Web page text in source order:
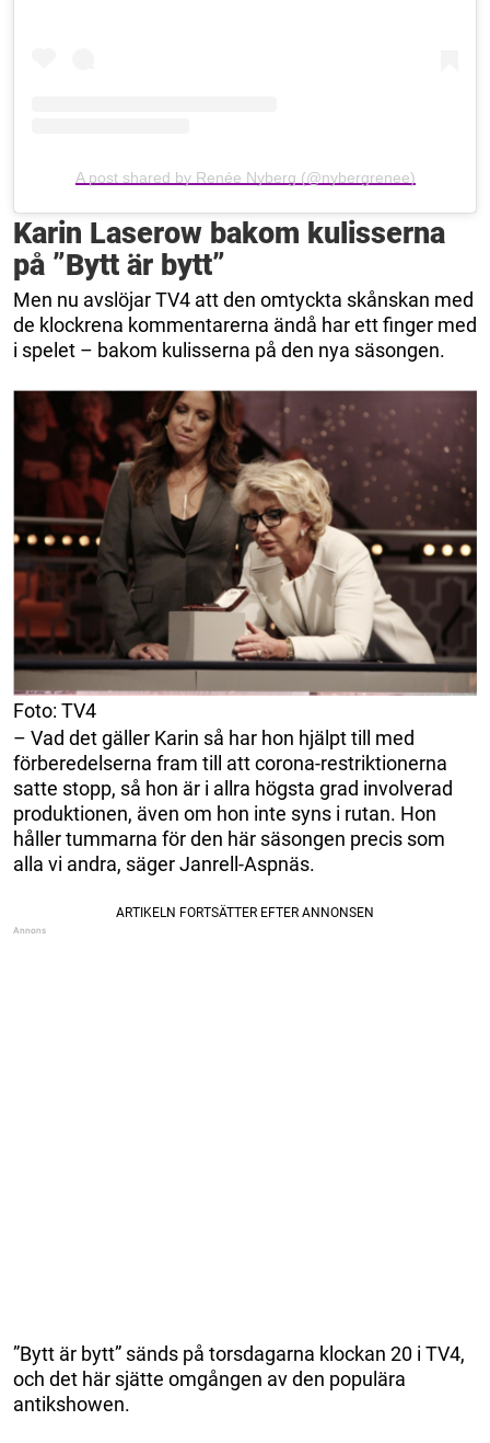
A post shared by Renée Nyberg (@nybergrenee)
Karin Laserow bakom kulisserna
på ”Bytt är bytt”
Men nu avslöjar TV4 att den omtyckta skånskan med
de klockrena kommentarerna ändå har ett finger med
i spelet – bakom kulisserna på den nya säsongen.
Foto: TV4
– Vad det gäller Karin så har hon hjälpt till med
förberedelserna fram till att corona-restriktionerna
satte stopp, så hon är i allra högsta grad involverad
produktionen, även om hon inte syns i rutan. Hon
håller tummarna för den här säsongen precis som
alla vi andra, säger Janrell-Aspnäs.
”Bytt är bytt” sänds på torsdagarna klockan 20 i TV4,
och det här sjätte omgången av den populära
antikshowen.